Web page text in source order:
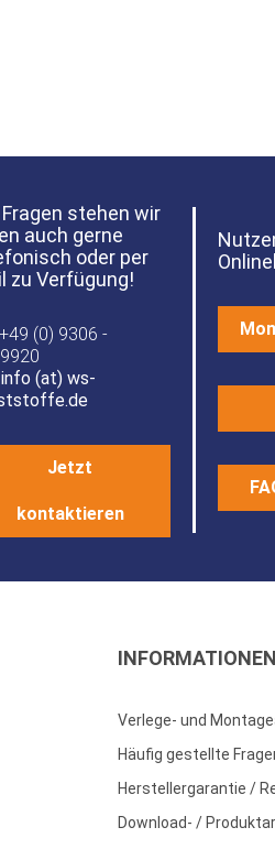
Fragen stehen wir
auch gerne
oder per
zu Verfügung!
+49 (0) 9306 -
info (at) ws-
Jetzt
kontaktieren
INFORMATIONEN
Verlege- und
Häufig gestellte
Herstellergarantie /
Download- /